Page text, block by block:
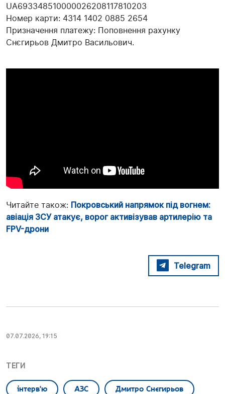
UA693348510000026208117810203
Номер карти: 4314 1402 0885 2654
Призначення платежу: Поповнення рахунку
Снєгирьов Дмитро Васильович.
Читайте також: Покровський напрямок під вогнем:
авіація ЗСУ атакує, ворог активізував артилерію та
FPV-дрони
Telegram
07.07.2026, 19:15
ТЕГИ
інтерв'ю АЗС Дмитро Снєгирьов